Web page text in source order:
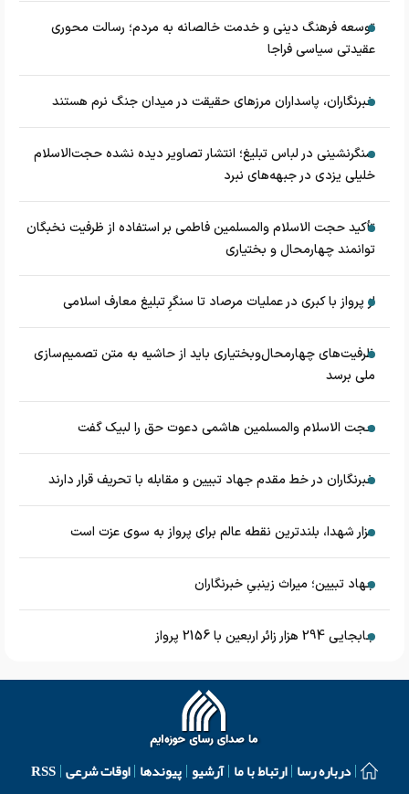
توسعه فرهنگ دینی و خدمت خالصانه به مردم؛ رسالت محوری
عقیدتی سیاسی فراجا
خبرنگاران، پاسداران مرزهای حقیقت در میدان جنگ نرم هستند
سنگرنشینی در لباس تبلیغ؛ انتشار تصاویر دیده نشده حجت‌الاسلام
خلیلی یزدی در جبهه‌های نبرد
تأکید حجت الاسلام والمسلمین فاطمی بر استفاده از ظرفیت نخبگان
توانمند چهارمحال و بختیاری
از پرواز با کبری در عملیات مرصاد تا سنگرِ تبلیغ معارف اسلامی
ظرفیت‌های چهارمحال‌وبختیاری باید از حاشیه به متن تصمیم‌سازی
ملی برسد
حجت الاسلام والمسلمین هاشمی دعوت حق را لبیک گفت
خبرنگاران در خط مقدم جهاد تبیین و مقابله با تحریف قرار دارند
مزار شهدا، بلندترین نقطه عالم برای پرواز به سوی عزت است
جهاد تبیین؛ میراث زینبیِ خبرنگاران
جابجایی 294 هزار زائر اربعین با 2156 پرواز
درباره رسا ارتباط با ما آرشیو پیوندها اوقات شرعی RSS